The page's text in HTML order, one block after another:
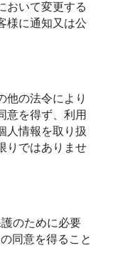
おいて変更する
様に通知又は公
他の法令により
意を得ず、利用
人情報を取り扱
りではありませ
のために必要
同意を得ること